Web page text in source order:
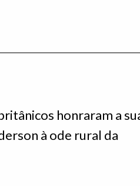
honraram a
à ode rural da